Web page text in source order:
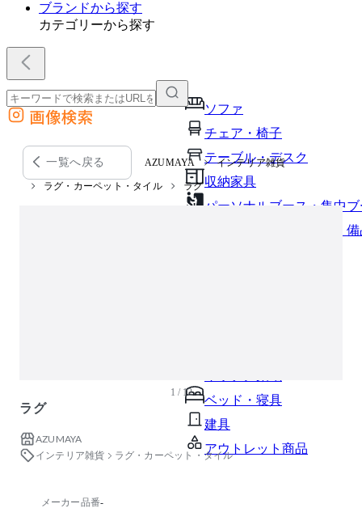
ブランドから探す
カテゴリーから探す
ソファ
チェア・椅子
テーブル・デスク
収納家具
パーソナルブース・集中
オフィスアクセサリー・
ベッド・寝具
建具
アウトレット商品
外部サイトの商品をカートに追加
他のサイトで見つけた商品ページのURLを貼り付けて、カートに追加できます
画像検索
一覧へ戻る AZUMAYA インテリア雑貨
ラグ・カーペット・タイル ラグ
1 / 12
ラグ
AZUMAYA
インテリア雑貨
ラグ・カーペット・タイル
メーカー品番-